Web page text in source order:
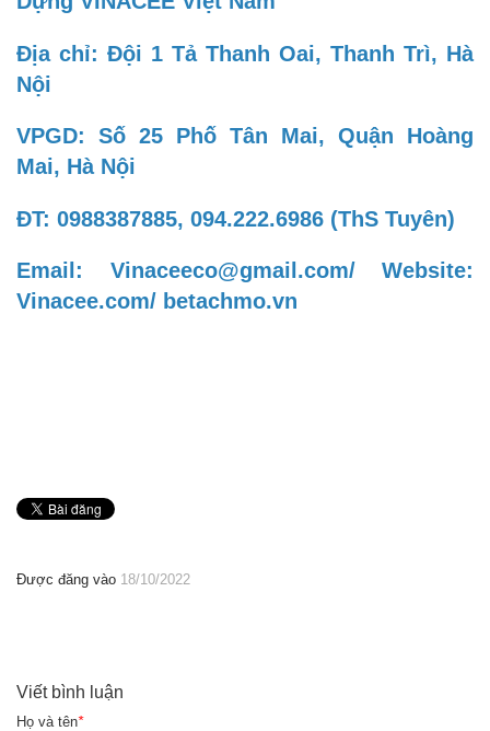
Địa chỉ: Đội 1 Tả Thanh Oai, Thanh Trì, Hà
Nội
VPGD: Số 25 Phố Tân Mai, Quận Hoàng
Mai, Hà Nội
ĐT: 0988387885, 094.222.6986 (ThS Tuyên)
Email: Vinaceeco@gmail.com/ Website:
Vinacee.com/ betachmo.vn
Được đăng vào 18/10/2022
Viết bình luận
Họ và tên*